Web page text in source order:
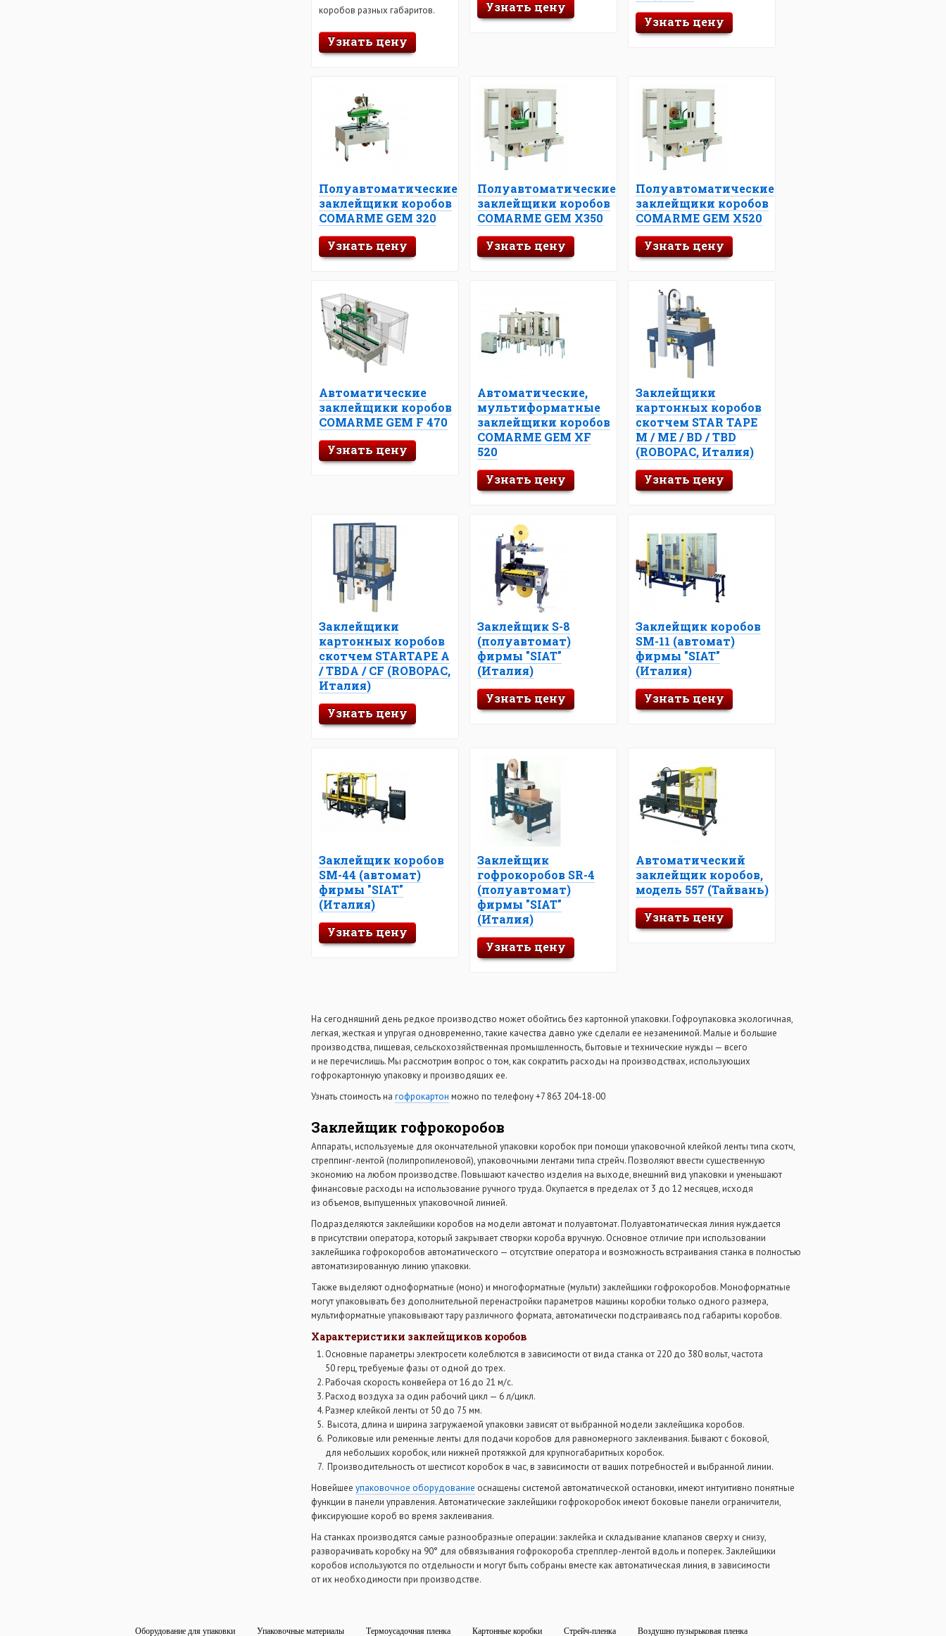
коробов разных габаритов.
Узнать цену
Узнать цену
Узнать цену
Полуавтоматические
заклейщики коробов
COMARME GEM 320
Узнать цену
Полуавтоматические
заклейщики коробов
COMARME GEM X350
Узнать цену
Полуавтоматические
заклейщики коробов
COMARME GEM X520
Узнать цену
Автоматические
заклейщики коробов
COMARME GEM F 470
Узнать цену
Автоматические,
мультиформатные
заклейщики коробов
COMARME GEM XF
520
Узнать цену
Заклейщики
картонных коробов
скотчем STAR TAPE
M / ME / BD / TBD
(ROBOPAC, Италия)
Узнать цену
Заклейщики
картонных коробов
скотчем STARTAPE A
/ TBDA / CF (ROBOPAC,
Италия)
Узнать цену
Заклейщик S-8
(полуавтомат)
фирмы "SIAT"
(Италия)
Узнать цену
Заклейщик коробов
SM-11 (автомат)
фирмы "SIAT"
(Италия)
Узнать цену
Заклейщик коробов
SM-44 (автомат)
фирмы "SIAT"
(Италия)
Узнать цену
Заклейщик
гофрокоробов SR-4
(полуавтомат)
фирмы "SIAT"
(Италия)
Узнать цену
Автоматический
заклейщик коробов,
модель 557 (Тайвань)
Узнать цену
На сегодняшний день редкое производство может обойтись без картонной упаковки. Гофроупаковка экологичная,
легкая, жесткая и упругая одновременно, такие качества давно уже сделали ее незаменимой. Малые и большие
производства, пищевая, сельскохозяйственная промышленность, бытовые и технические нужды — всего
и не перечислишь. Мы рассмотрим вопрос о том, как сократить расходы на производствах, использующих
гофрокартонную упаковку и производящих ее.
Узнать стоимость на гофрокартон можно по телефону+7 863 204-18-00
Заклейщик гофрокоробов
Аппараты, используемые для окончательной упаковки коробок при помощи упаковочной клейкой ленты типа скотч,
стреппинг-лентой (полипропиленовой), упаковочными лентами типа стрейч. Позволяют ввести существенную
экономию на любом производстве. Повышают качество изделия на выходе, внешний вид упаковки и уменьшают
финансовые расходы на использование ручного труда. Окупается в пределах от 3 до 12 месяцев, исходя
из объемов, выпущенных упаковочной линией.
Подразделяются заклейщики коробов на модели автомат и полуавтомат. Полуавтоматическая линия нуждается
в присутствии оператора, который закрывает створки короба вручную. Основное отличие при использовании
заклейщика гофрокоробов автоматического — отсутствие оператора и возможность встраивания станка в полностью
автоматизированную линию упаковки.
Также выделяют одноформатные (моно) и многоформатные (мульти) заклейщики гофрокоробов. Моноформатные
могут упаковывать без дополнительной перенастройки параметров машины коробки только одного размера,
мультиформатные упаковывают тару различного формата, автоматически подстраиваясь под габариты коробов.
Характеристики заклейщиков коробов
Основные параметры электросети колеблются в зависимости от вида станка от 220 до 380 вольт, частота
50 герц, требуемые фазы от одной до трех.
Рабочая скорость конвейера от 16 до 21 м/с.
Расход воздуха за один рабочий цикл — 6 л/цикл.
Размер клейкой ленты от 50 до 75 мм.
Высота, длина и ширина загружаемой упаковки зависят от выбранной модели заклейщика коробов.
Роликовые или ременные ленты для подачи коробов для равномерного заклеивания. Бывают с боковой,
для небольших коробок, или нижней протяжкой для крупногабаритных коробок.
Производительность от шестисот коробок в час, в зависимости от ваших потребностей и выбранной линии.
Новейшее упаковочное оборудование оснащены системой автоматической остановки, имеют интуитивно понятные
функции в панели управления. Автоматические заклейщики гофрокоробок имеют боковые панели ограничители,
фиксирующие короб во время заклеивания.
На станках производятся самые разнообразные операции: заклейка и складывание клапанов сверху и снизу,
разворачивать коробку на 90° для обвязывания гофрокороба стрепплер-лентой вдоль и поперек. Заклейщики
коробов используются по отдельности и могут быть собраны вместе как автоматическая линия, в зависимости
от их необходимости при производстве.
Оборудование для упаковки Упаковочные материалы Термоусадочная пленка Картонные коробки Стрейч-пленка Воздушно пузырьковая пленка